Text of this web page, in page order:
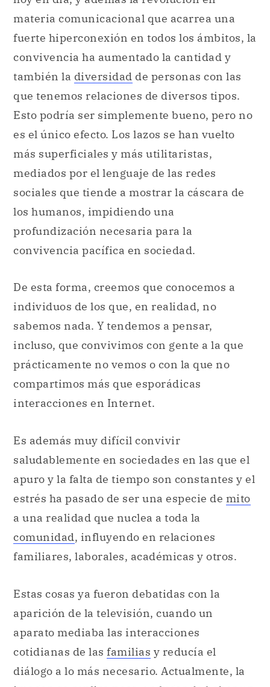
materia comunicacional que acarrea una
fuerte hiperconexión en todos los ámbitos, la
convivencia ha aumentado la cantidad y
también la diversidad de personas con las
que tenemos relaciones de diversos tipos.
Esto podría ser simplemente bueno, pero no
es el único efecto. Los lazos se han vuelto
más superficiales y más utilitaristas,
mediados por el lenguaje de las redes
sociales que tiende a mostrar la cáscara de
los humanos, impidiendo una
profundización necesaria para la
convivencia pacífica en sociedad.
De esta forma, creemos que conocemos a
individuos de los que, en realidad, no
sabemos nada. Y tendemos a pensar,
incluso, que convivimos con gente a la que
prácticamente no vemos o con la que no
compartimos más que esporádicas
interacciones en Internet.
Es además muy difícil convivir
saludablemente en sociedades en las que el
apuro y la falta de tiempo son constantes y el
estrés ha pasado de ser una especie de mito
a una realidad que nuclea a toda la
comunidad, influyendo en relaciones
familiares, laborales, académicas y otros.
Estas cosas ya fueron debatidas con la
aparición de la televisión, cuando un
aparato mediaba las interacciones
cotidianas de las familias y reducía el
diálogo a lo más necesario. Actualmente, la